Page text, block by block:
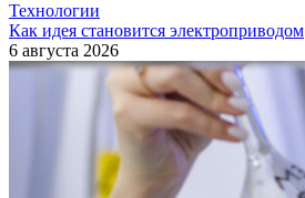
Технологии
Как идея становится электроприводом
6 августа 2026